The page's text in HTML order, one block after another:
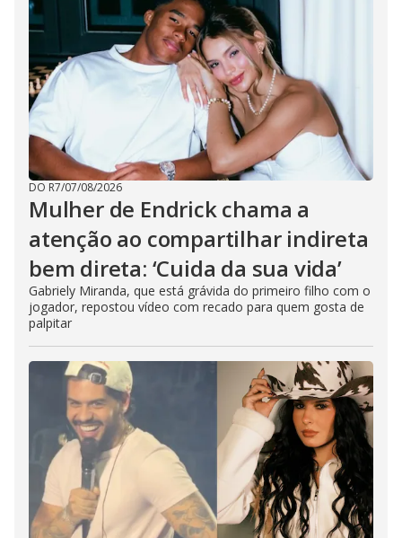
e
o
DO R7/07/08/2026
Mulher de Endrick chama a
atenção ao compartilhar indireta
bem direta: ‘Cuida da sua vida’
Gabriely Miranda, que está grávida do primeiro filho com o
jogador, repostou vídeo com recado para quem gosta de
palpitar